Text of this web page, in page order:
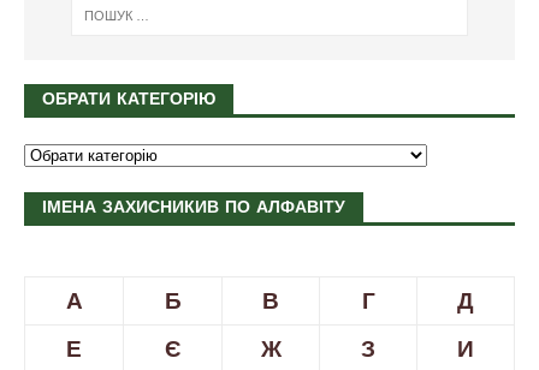
ОБРАТИ КАТЕГОРІЮ
ІМЕНА ЗАХИСНИКИВ ПО АЛФАВІТУ
А Б В Г
Д
Е
Є Ж З
И